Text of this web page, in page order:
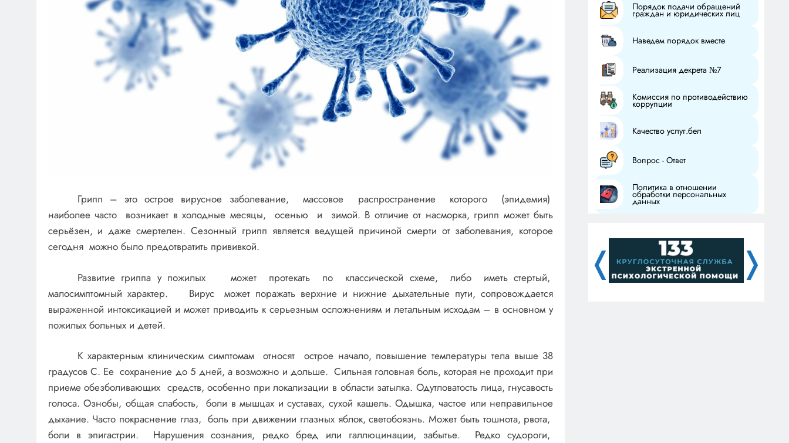
Грипп – это острое вирусное заболевание, массовое распространение которого (эпидемия)
наиболее часто возникает в холодные месяцы, осенью и зимой. В отличие от насморка, грипп может быть
серьёзен, и даже смертелен. Сезонный грипп является ведущей причиной смерти от заболевания, которое
сегодня можно было предотвратить прививкой.
Развитие гриппа у пожилых может протекать по классической схеме, либо иметь стертый,
малосимптомный характер. Вирус может поражать верхние и нижние дыхательные пути, сопровождается
выраженной интоксикацией и может приводить к серьезным осложнениям и летальным исходам – в основном у
пожилых больных и детей.
К характерным клиническим симптомам относят острое начало, повышение температуры тела выше 38
градусов С. Ее сохранение до 5 дней, а возможно и дольше. Сильная головная боль, которая не проходит при
приеме обезболивающих средств, особенно при локализации в области затылка. Одутловатость лица, гнусавость
голоса. Ознобы, общая слабость, боли в мышцах и суставах, сухой кашель. Одышка, частое или неправильное
дыхание. Часто покраснение глаз, боль при движении глазных яблок, светобоязнь. Может быть тошнота, рвота,
боли в эпигастрии. Нарушения сознания, редко бред или галлюцинации, забытье. Редко судороги,
Порядок подачи обращений
граждан и юридических лиц
Наведем порядок вместе
Реализация декрета №7
Комиссия по противодействию
коррупции
Качество услуг.бел
Вопрос - Ответ
Политика в отношении
обработки персональных
данных
❬ ❭